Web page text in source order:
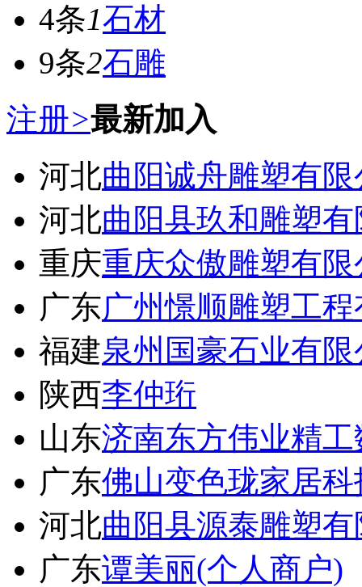
4条1石材
9条2石雕
注册>最新加入
河北曲阳诚舟雕塑有限
河北曲阳县玖和雕塑
重庆重庆众傲雕塑有限
广东广州憬顺雕塑工
福建泉州国豪石业有限
陕西李仲珩
山东济南东方伟业精
广东佛山变色珑家居
河北曲阳县源泰雕塑
广东谭美丽(个人商户)